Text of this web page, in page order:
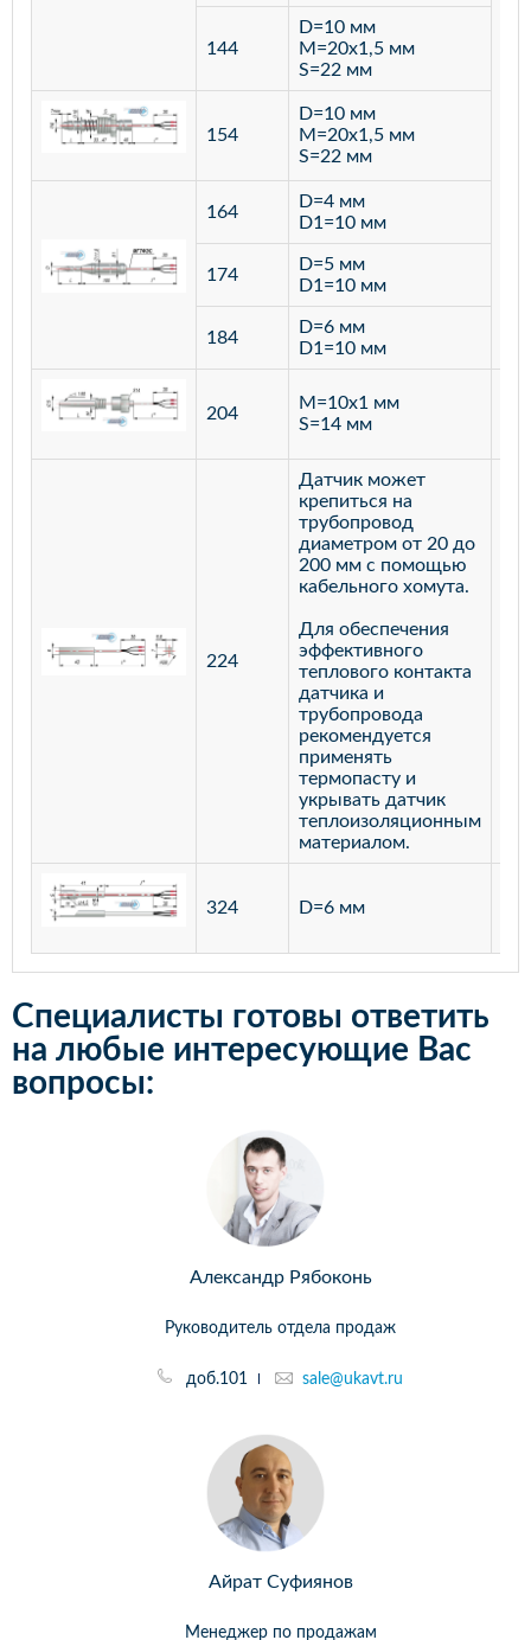
144
D=10 мм
M=20х1,5 мм
S=22 мм
154
D=10 мм
M=20х1,5 мм
S=22 мм
164
D=4 мм
D1=10 мм
174
D=5 мм
D1=10 мм
184
D=6 мм
D1=10 мм
204
M=10х1 мм
S=14 мм
224
Датчик может
крепиться на
трубопровод
диаметром от 20 до
200 мм с помощью
кабельного хомута.
Для обеспечения
эффективного
теплового контакта
датчика и
трубопровода
рекомендуется
применять
термопасту и
укрывать датчик
теплоизоляционным
материалом.
324 D=6 мм
Специалисты готовы ответить
на любые интересующие Вас
вопросы:
Александр Рябоконь
Руководитель отдела продаж
доб.101 sale@ukavt.ru
Айрат Суфиянов
Менеджер по продажам